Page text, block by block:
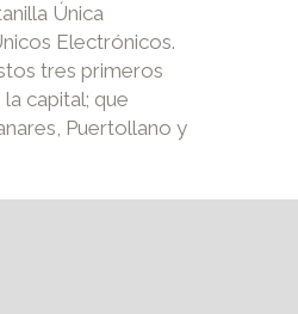
Única
Electrónicos.
tres primeros
capital; que
Puertollano y